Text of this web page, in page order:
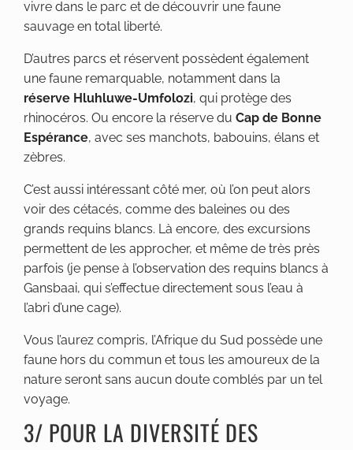
vivre dans le parc et de découvrir une faune
sauvage en total liberté.
D’autres parcs et réservent possèdent également
une faune remarquable, notamment dans la
réserve Hluhluwe-Umfolozi, qui protège des
rhinocéros. Ou encore la réserve du Cap de Bonne
Espérance, avec ses manchots, babouins, élans et
zèbres.
C’est aussi intéressant côté mer, où l’on peut alors
voir des cétacés, comme des baleines ou des
grands requins blancs. Là encore, des excursions
permettent de les approcher, et même de très près
parfois (je pense à l’observation des requins blancs à
Gansbaai, qui s’effectue directement sous l’eau à
l’abri d’une cage).
Vous l’aurez compris, l’Afrique du Sud possède une
faune hors du commun et tous les amoureux de la
nature seront sans aucun doute comblés par un tel
voyage.
3/ POUR LA DIVERSITÉ DES